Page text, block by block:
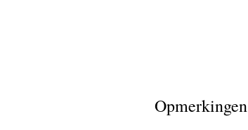
Opmerkingen